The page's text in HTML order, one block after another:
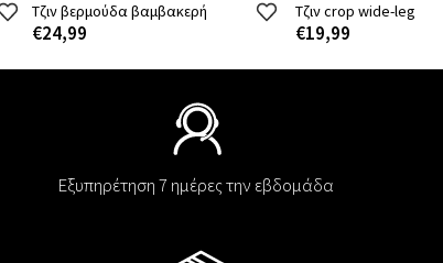
Τζιν βερμούδα βαμβακερή
€24,99
Τζιν crop wide-leg
€19,99
Εξυπηρέτηση 7 ημέρες την εβδομάδα